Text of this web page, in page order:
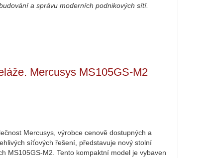
a správu moderních podnikových sítí.
Mercusys MS105GS-M2
Mercusys, výrobce cenově dostupných a
síťových řešení, představuje nový stolní
MS105GS-M2. Tento kompaktní model je vybaven